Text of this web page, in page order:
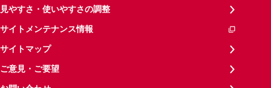
見やすさ・使いやすさの調整
サイトメンテナンス情報
サイトマップ
ご意見・ご要望